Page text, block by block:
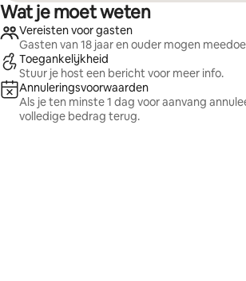
Wat je moet weten
Vereisten voor gasten
Gasten van 18 jaar en ouder mogen
Toegankelijkheid
Stuur je host een bericht voor meer info.
Annuleringsvoorwaarden
Als je ten minste 1 dag voor aanvang
volledige bedrag terug.